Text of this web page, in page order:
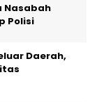
Nasabah
Polisi
Daerah,